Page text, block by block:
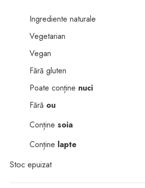
Ingrediente naturale
Vegetarian
Vegan
Fără gluten
Poate conține nuci
Fără ou
Conține soia
Conține lapte
Stoc epuizat